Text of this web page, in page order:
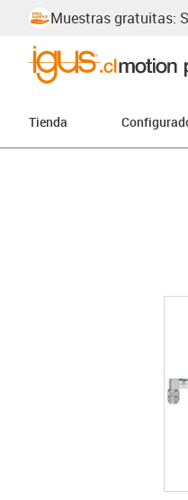
Muestras gratuitas:
Tienda